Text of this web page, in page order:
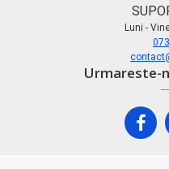
Luni -
Urmareste-